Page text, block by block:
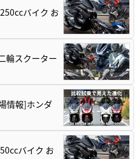
バイク お
輪スクーター
情報]ホンダ
バイク お